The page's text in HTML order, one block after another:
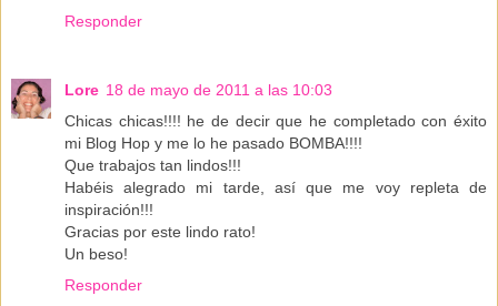
Responder
Lore 18 de mayo de 2011 a las 10:03
Chicas chicas!!!! he de decir que he completado con éxito
mi Blog Hop y me lo he pasado BOMBA!!!!
Que trabajos tan lindos!!!
Habéis alegrado mi tarde, así que me voy repleta de
inspiración!!!
Gracias por este lindo rato!
Un beso!
Responder